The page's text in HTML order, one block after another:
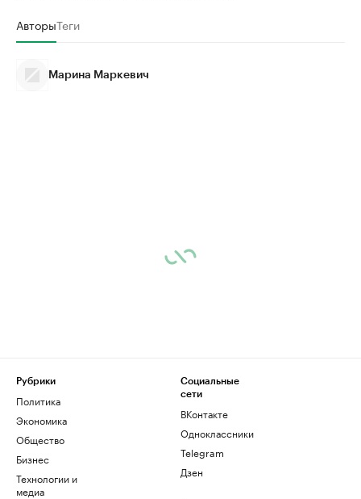
АвторыТеги
Марина Маркевич
Рубрики
Политика
Экономика
Общество
Бизнес
Технологии и
медиа
Социальные
сети
ВКонтакте
Одноклассники
Telegram
Дзен